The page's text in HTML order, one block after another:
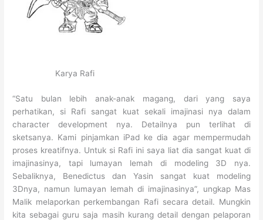
Karya Rafi
“Satu bulan lebih anak-anak magang, dari yang saya
perhatikan, si Rafi sangat kuat sekali imajinasi nya dalam
character development nya. Detailnya pun terlihat di
sketsanya. Kami pinjamkan iPad ke dia agar mempermudah
proses kreatifnya. Untuk si Rafi ini saya liat dia sangat kuat di
imajinasinya, tapi lumayan lemah di modeling 3D nya.
Sebaliknya, Benedictus dan Yasin sangat kuat modeling
3Dnya, namun lumayan lemah di imajinasinya”, ungkap Mas
Malik melaporkan perkembangan Rafi secara detail. Mungkin
kita sebagai guru saja masih kurang detail dengan pelaporan